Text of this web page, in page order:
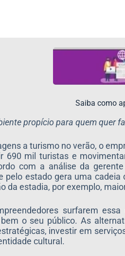
Saiba como
propício para quem quer
a turismo no verão, o
690 mil turistas e
com a análise da
pelo estado gera uma
da estadia, por exemplo,
surfarem
o seu público. As
investir em
cultural.